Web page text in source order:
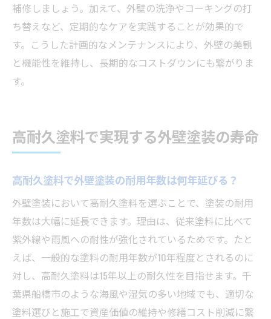
補修しましょう。加えて、外壁の洗浄やコーキングの打
ち替えなど、定期的なケアを実践することが効果的で
す。こうした計画的なメンテナンスにより、外壁の美観
と機能性を維持し、長期的なコストダウンにも繋がりま
す。
高耐久塗料で実現する外壁塗装の寿命
高耐久塗料で外壁塗装の耐用年数は何年延びる？
外壁塗装において高耐久塗料を選ぶことで、塗装の耐用
年数は大幅に延長できます。理由は、従来塗料に比べて
紫外線や雨風への耐性が強化されているためです。たと
えば、一般的な塗料の耐用年数が10年程度とされるのに
対し、高耐久塗料は15年以上の耐久性を目指せます。千
葉県船橋市のような海風や湿気の多い地域でも、適切な
塗料選びと施工で資産価値の維持や修繕コスト削減に繋